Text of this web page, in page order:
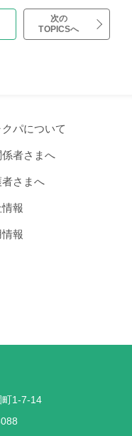
次の
TOPICSへ
クパについて
係者さまへ
さまへ
報
報
1-7-14